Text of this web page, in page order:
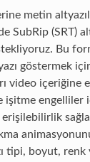
metin
SubRip (SRT)
Bu
göstermek
video içeriğine
işitme engelliler
tipi, boyut, renk